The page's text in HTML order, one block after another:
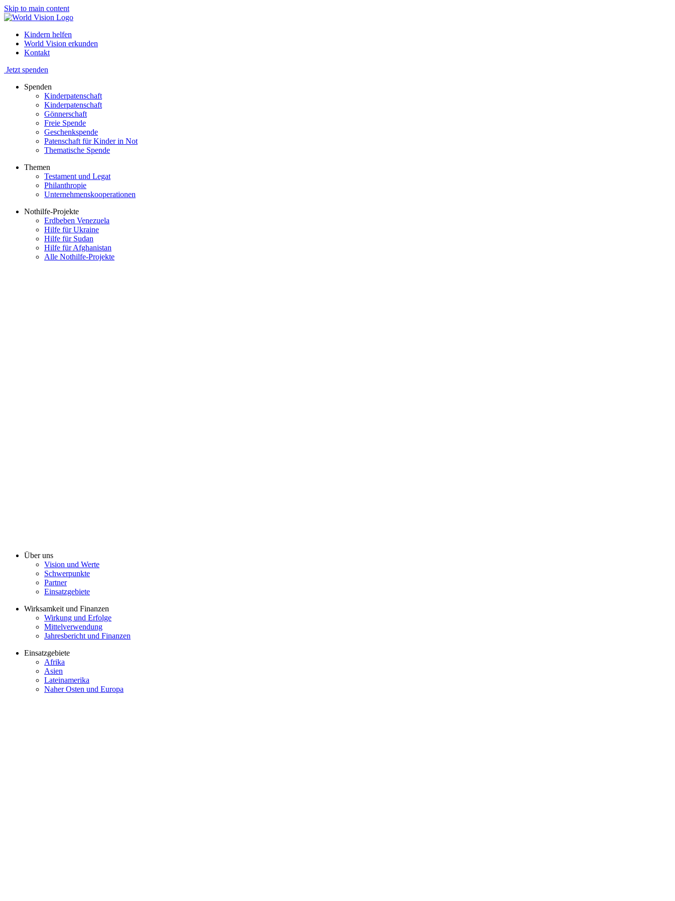
Skip to main content
Kindern helfen
World Vision erkunden
Kontakt
Jetzt spenden
Spenden
Kinderpatenschaft
Kinderpatenschaft
Gönnerschaft
Freie Spende
Geschenkspende
Patenschaft für Kinder in Not
Thematische Spende
Themen
Testament und Legat
Philanthropie
Unternehmenskooperationen
Nothilfe-Projekte
Erdbeben Venezuela
Hilfe für Ukraine
Hilfe für Sudan
Hilfe für Afghanistan
Alle Nothilfe-Projekte
Über uns
Vision und Werte
Schwerpunkte
Partner
Einsatzgebiete
Wirksamkeit und Finanzen
Wirkung und Erfolge
Mittelverwendung
Jahresbericht und Finanzen
Einsatzgebiete
Afrika
Asien
Lateinamerika
Naher Osten und Europa